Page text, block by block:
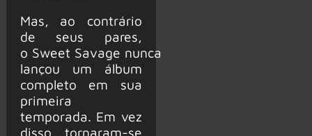
Mas, ao contrário
de seus pares,
o Sweet Savage nunca
lançou um álbum
completo em sua
primeira
temporada. Em vez
disso, tornaram-se